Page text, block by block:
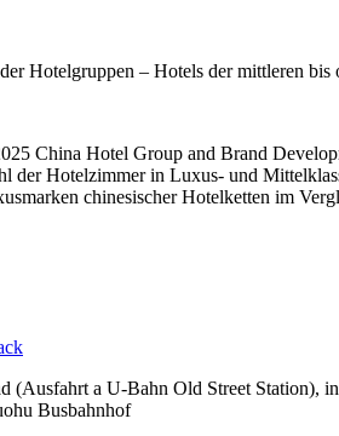
Hotelgruppen – Hotels der mittleren
China Hotel Group and Brand
der Hotelzimmer in Luxus- und
chinesischer Hotelketten im
(Ausfahrt a U-Bahn Old Street Station),
Busbahnhof